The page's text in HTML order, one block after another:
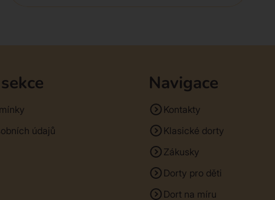
údajů
Navigace
Kontakty
Klasické dorty
Zákusky
Dorty pro děti
Dort na míru